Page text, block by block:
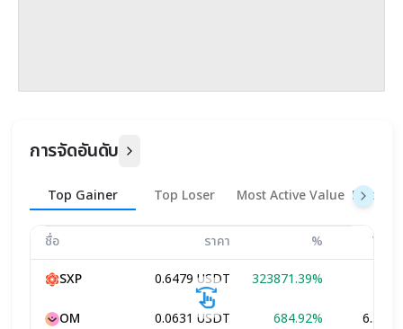
การจัดอันดับ
Top Gainer Top Loser Most Active Value Most
ชื่อ ราคา %
Vol.
SXP
0.6479 USDT 323871.39%
OM 0.0631 USDT 684.92% 6.31K
swipe